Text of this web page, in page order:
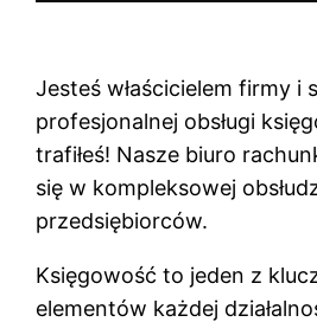
Jesteś właścicielem firmy i
profesjonalnej obsługi
trafiłeś! Nasze biuro
się w kompleksowej
przedsiębiorców.
Księgowość to jeden z
elementów każdej